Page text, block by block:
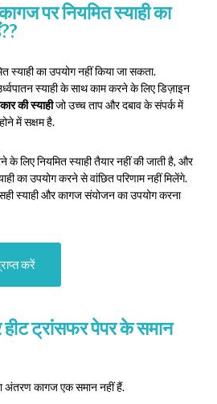
पर नियमित स्याही का
स्याही का उपयोग नहीं किया जा सकता.
स्याही के साथ काम करने के लिए डिज़ाइन
की स्याहीजो उच्च ताप और दबाव के संपर्क में
में सक्षम है.
के लिए नियमित स्याही तैयार नहीं की जाती है, और
का उपयोग करने से वांछित परिणाम नहीं मिलेंगे.
स्याही और कागज संयोजन का उपयोग करना
करें
हीट ट्रांसफर पेपर के समान
अंतरण कागज एक समान नहीं हैं.